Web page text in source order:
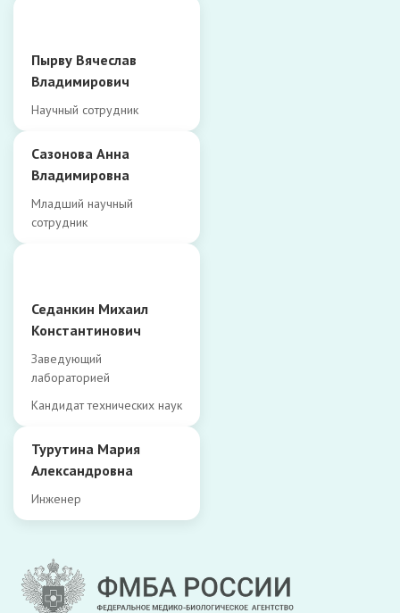
Пырву Вячеслав
Владимирович
Научный сотрудник
Сазонова Анна
Владимировна
Младший научный
сотрудник
Седанкин Михаил
Константинович
Заведующий
лабораторией
Кандидат технических наук
Турутина Мария
Александровна
Инженер